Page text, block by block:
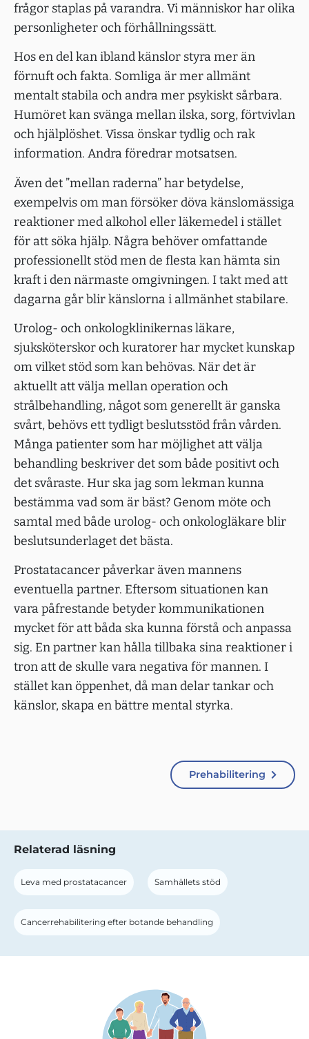
frågor staplas på varandra. Vi människor har olika
personligheter och förhållningssätt.
Hos en del kan ibland känslor styra mer än
förnuft och fakta. Somliga är mer allmänt
mentalt stabila och andra mer psykiskt sårbara.
Humöret kan svänga mellan ilska, sorg, förtvivlan
och hjälplöshet. Vissa önskar tydlig och rak
information. Andra föredrar motsatsen.
Även det ”mellan raderna” har betydelse,
exempelvis om man försöker döva känslomässiga
reaktioner med alkohol eller läkemedel i stället
för att söka hjälp. Några behöver omfattande
professionellt stöd men de flesta kan hämta sin
kraft i den närmaste omgivningen. I takt med att
dagarna går blir känslorna i allmänhet stabilare.
Urolog- och onkologklinikernas läkare,
sjuksköterskor och kuratorer har mycket kunskap
om vilket stöd som kan behövas. När det är
aktuellt att välja mellan operation och
strålbehandling, något som generellt är ganska
svårt, behövs ett tydligt beslutsstöd från vården.
Många patienter som har möjlighet att välja
behandling beskriver det som både positivt och
det svåraste. Hur ska jag som lekman kunna
bestämma vad som är bäst? Genom möte och
samtal med både urolog- och onkologläkare blir
beslutsunderlaget det bästa.
Prostatacancer påverkar även mannens
eventuella partner. Eftersom situationen kan
vara påfrestande betyder kommunikationen
mycket för att båda ska kunna förstå och anpassa
sig. En partner kan hålla tillbaka sina reaktioner i
tron att de skulle vara negativa för mannen. I
stället kan öppenhet, då man delar tankar och
känslor, skapa en bättre mental styrka.
Prehabilitering
Relaterad läsning
Leva med prostatacancer Samhällets stöd
Cancerrehabilitering efter botande behandling